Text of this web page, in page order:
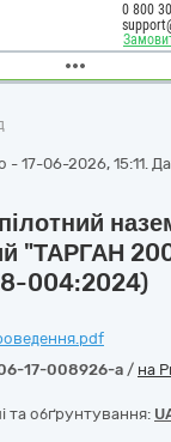
0 800
17-06-2026, 15:11.
"ТАРГАН
004:2024)
17-008926-a / на
та обґрунтування: